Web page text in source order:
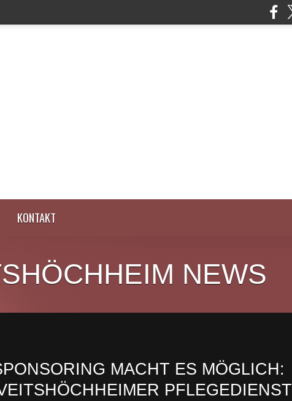
KONTAKT
NEWS
MACHT ES MÖGLICH:
PFLEGEDIENST